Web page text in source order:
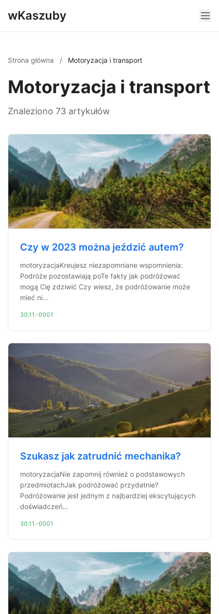
wKaszuby
Strona główna / Motoryzacja i transport
Motoryzacja i transport
Znaleziono 73 artykułów
Czy w 2023 można jeździć autem?
motoryzacjaKreujesz niezapomniane wspomnienia:
Podróże pozostawiają poTe fakty jak podróżować
mogą Cię zdziwić Czy wiesz, że podróżowanie może
mieć ni...
30.11.-0001
Szukasz jak zatrudnić mechanika?
motoryzacjaNie zapomnij również o podstawowych
przedmiotachJak podróżować przydatnie?
Podróżowanie jest jednym z najbardziej ekscytujących
doświadczeń...
30.11.-0001